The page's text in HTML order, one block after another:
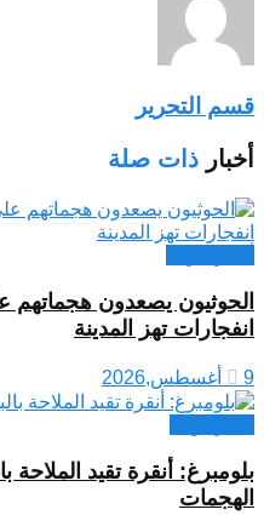
قسم التحرير
أخبار ذات صلة
انفجارات تهز المدينة
9 أغسطس,2026
بلومبرغ: أنقرة تقيد
الهجمات